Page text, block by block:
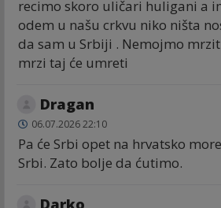
recimo skoro uličari huligani a
odem u našu crkvu niko ništa
da sam u Srbiji . Nemojmo
mrzi taj će umreti
Dragan
06.07.2026 22:10
Pa će Srbi opet na hrvatsko
Srbi. Zato bolje da ćutimo.
Darko